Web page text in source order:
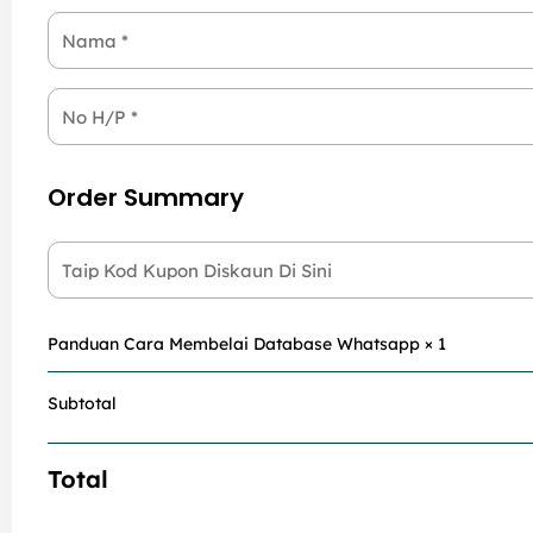
Nama *
No H/P *
Order Summary
Taip Kod Kupon Diskaun Di Sini
Panduan Cara Membelai Database Whatsapp × 1
Subtotal
Total